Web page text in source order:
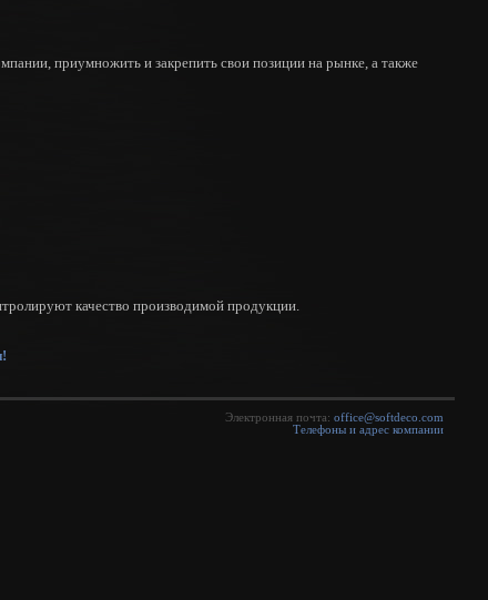
приумножить и закрепить свои позиции на рынке, а также
качество производимой продукции.
Электронная почта: office@softdeco.com
Телефоны и адрес компании